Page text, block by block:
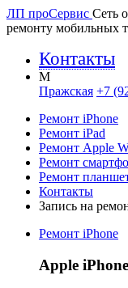
ЛП проСервис Сеть
ремонту мобильных
Контакты
M
Пражская +7
Ремонт iPhone
Ремонт iPad
Ремонт Apple
Ремонт
Ремонт
Контакты
Запись на
Ремонт iPhone
Apple iPhone